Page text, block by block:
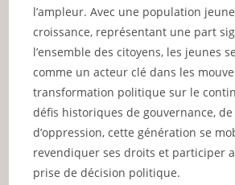
l’ampleur. Avec une population
croissance, représentant une part
l’ensemble des citoyens, les jeunes
comme un acteur clé dans les
transformation politique sur le
défis historiques de gouvernance,
d’oppression, cette génération se
revendiquer ses droits et participer
prise de décision politique.